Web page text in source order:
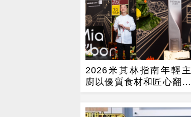
2026米其林指南年輕主
廚以優質食材和匠心翻轉
美食沙漠